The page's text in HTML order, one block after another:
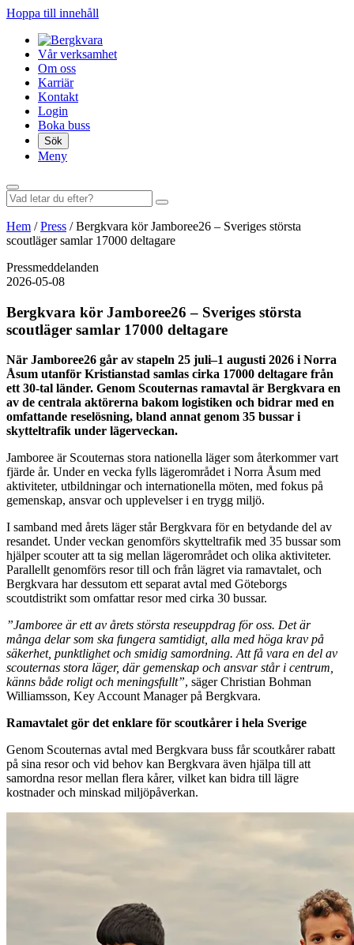
Hoppa till innehåll
Vår verksamhet
Om oss
Karriär
Kontakt
Login
Boka buss
Sök
Meny
Hem /Press /Bergkvara kör Jamboree26 – Sveriges största
scoutläger samlar 17000 deltagare
Pressmeddelanden
2026-05-08
Bergkvara kör Jamboree26 – Sveriges största
scoutläger samlar 17000 deltagare
När Jamboree26 går av stapeln 25 juli–1 augusti 2026 i Norra
Åsum utanför Kristianstad samlas cirka 17000 deltagare från
ett 30-tal länder. Genom Scouternas ramavtal är Bergkvara en
av de centrala aktörerna bakom logistiken och bidrar med en
omfattande reselösning, bland annat genom 35 bussar i
skytteltrafik under lägerveckan.
Jamboree är Scouternas stora nationella läger som återkommer vart
fjärde år. Under en vecka fylls lägerområdet i Norra Åsum med
aktiviteter, utbildningar och internationella möten, med fokus på
gemenskap, ansvar och upplevelser i en trygg miljö.
I samband med årets läger står Bergkvara för en betydande del av
resandet. Under veckan genomförs skytteltrafik med 35 bussar som
hjälper scouter att ta sig mellan lägerområdet och olika aktiviteter.
Parallellt genomförs resor till och från lägret via ramavtalet, och
Bergkvara har dessutom ett separat avtal med Göteborgs
scoutdistrikt som omfattar resor med cirka 30 bussar.
”Jamboree är ett av årets största reseuppdrag för oss. Det är
många delar som ska fungera samtidigt, alla med höga krav på
säkerhet, punktlighet och smidig samordning. Att få vara en del av
scouternas stora läger, där gemenskap och ansvar står i centrum,
känns både roligt och meningsfullt”, säger Christian Bohman
Williamsson, Key Account Manager på Bergkvara.
Ramavtalet gör det enklare för scoutkårer i hela Sverige
Genom Scouternas avtal med Bergkvara buss får scoutkårer rabatt
på sina resor och vid behov kan Bergkvara även hjälpa till att
samordna resor mellan flera kårer, vilket kan bidra till lägre
kostnader och minskad miljöpåverkan.